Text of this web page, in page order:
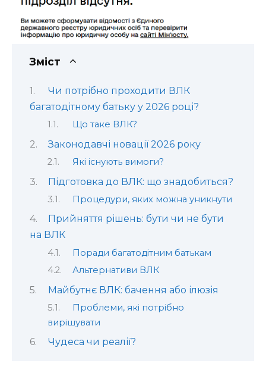
Зміст
Чи потрібно проходити ВЛК
багатодітному батьку у 2026 році?
Що таке ВЛК?
Законодавчі новації 2026 року
Які існують вимоги?
Підготовка до ВЛК: що знадобиться?
Процедури, яких можна уникнути
Прийняття рішень: бути чи не бути
на ВЛК
Поради багатодітним батькам
Альтернативи ВЛК
Майбутнє ВЛК: бачення або ілюзія
Проблеми, які потрібно
вирішувати
Чудеса чи реалії?